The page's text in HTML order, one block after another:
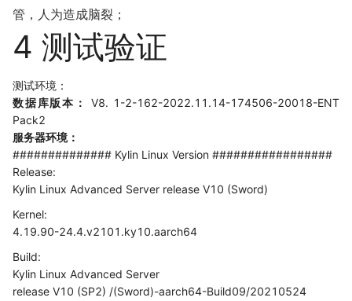
管，人为造成脑裂；
4 测试验证
测试环境：
数据库版本：
V8. 1-2-162-2022.11.14-174506-20018-ENT
Pack2
服务器环境：
############## Kylin Linux Version #################
Release:
Kylin Linux Advanced Server release V10 (Sword)
Kernel:
4.19.90-24.4.v2101.ky10.aarch64
Build:
Kylin Linux Advanced Server
release V10 (SP2) /(Sword)-aarch64-Build09/20210524